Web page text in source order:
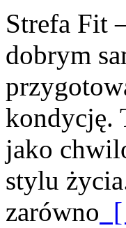
Strefa Fit
dobrym
kondycję.
jako
stylu
zarówno